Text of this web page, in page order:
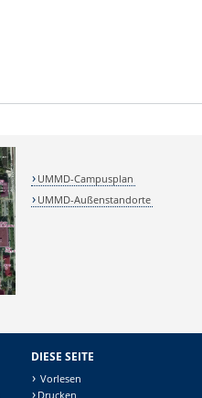
UMMD-Campusplan
UMMD-Außenstandorte
DIESE SEITE
Vorlesen
Drucken